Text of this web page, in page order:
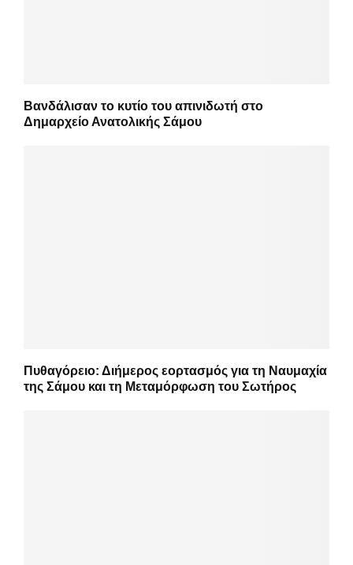
Βανδάλισαν το κυτίο του απινιδωτή στο
Δημαρχείο Ανατολικής Σάμου
Πυθαγόρειο: Διήμερος εορτασμός για τη Ναυμαχία
της Σάμου και τη Μεταμόρφωση του Σωτήρος